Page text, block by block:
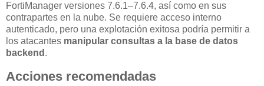
FortiManager versiones 7.6.1–7.6.4, así como en sus
contrapartes en la nube. Se requiere acceso interno
autenticado, pero una explotación exitosa podría permitir a
los atacantes manipular consultas a la base de datos
backend .
Acciones recomendadas